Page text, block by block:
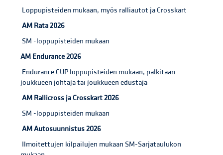
Loppupisteiden mukaan, myös ralliautot ja Crosskart
AM Rata 2026
SM -loppupisteiden mukaan
AM Endurance 2026
Endurance CUP loppupisteiden mukaan, palkitaan
joukkueen johtaja tai joukkueen edustaja
AM Rallicross ja Crosskart 2026
SM -loppupisteiden mukaan
AM Autosuunnistus 2026
Ilmoitettujen kilpailujen mukaan SM-Sarjataulukon